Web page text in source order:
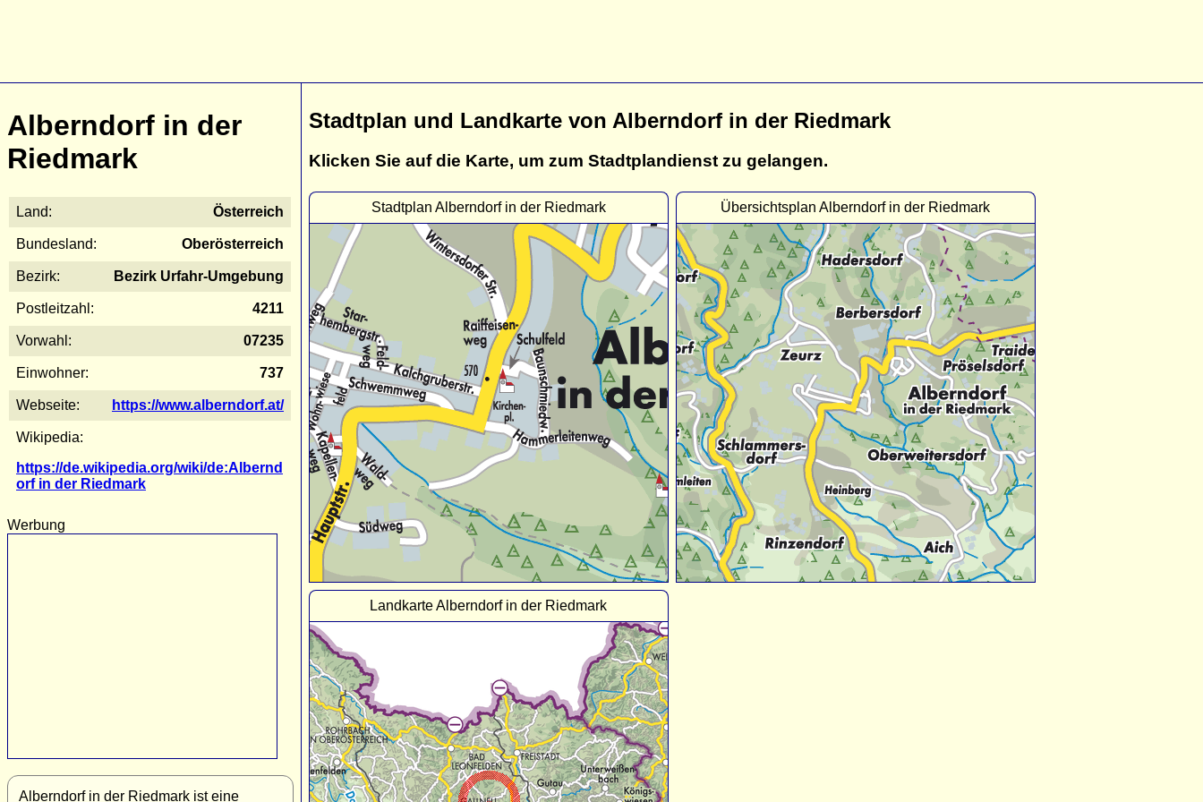
Alberndorf in der
Riedmark
Land: Österreich
Bundesland: Oberösterreich
Bezirk: Bezirk Urfahr-Umgebung
Postleitzahl: 4211
Vorwahl: 07235
Einwohner: 737
Webseite: https://www.alberndorf.at/
Wikipedia:
https://de.wikipedia.org/wiki/de:Albernd
orf in der Riedmark
Werbung
Alberndorf in der Riedmark ist eine
Stadtplan und Landkarte von Alberndorf in der Riedmark
Klicken Sie auf die Karte, um zum Stadtplandienst zu gelangen.
Stadtplan Alberndorf in der Riedmark Übersichtsplan Alberndorf in der Riedmark
Landkarte Alberndorf in der Riedmark